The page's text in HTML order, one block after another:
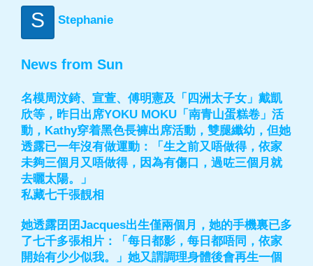
S Stephanie
News from Sun
名模周汶錡、宣萱、傅明憲及「四洲太子女」戴凱
欣等，昨日出席YOKU MOKU「南青山蛋糕卷」活
動，Kathy穿着黑色長褲出席活動，雙腿纖幼，但她
透露已一年沒有做運動：「生之前又唔做得，依家
未夠三個月又唔做得，因為有傷口，過咗三個月就
去曬太陽。」
私藏七千張靚相
她透露囝囝Jacques出生僅兩個月，她的手機裏已多
了七千多張相片：「每日都影，每日都唔同，依家
開始有少少似我。」她又謂調理身體後會再生一個